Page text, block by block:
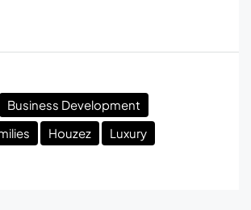
Business Development
Houzez
Luxury